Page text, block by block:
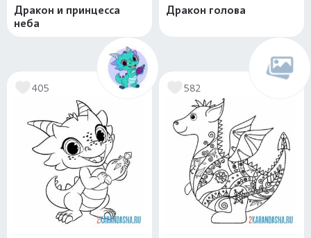
Дракон и принцесса
неба
Дракон голова
405 582